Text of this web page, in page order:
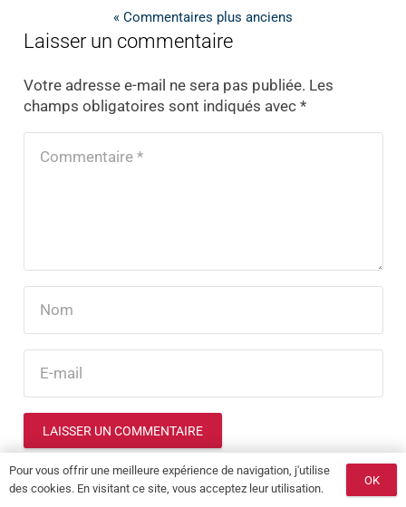
« Commentaires plus anciens
Laisser un commentaire
Votre adresse e-mail ne sera pas publiée. Les
champs obligatoires sont indiqués avec *
LAISSER UN COMMENTAIRE
Pour vous offrir une meilleure expérience de navigation, j'utilise
des cookies. En visitant ce site, vous acceptez leur utilisation.
OK